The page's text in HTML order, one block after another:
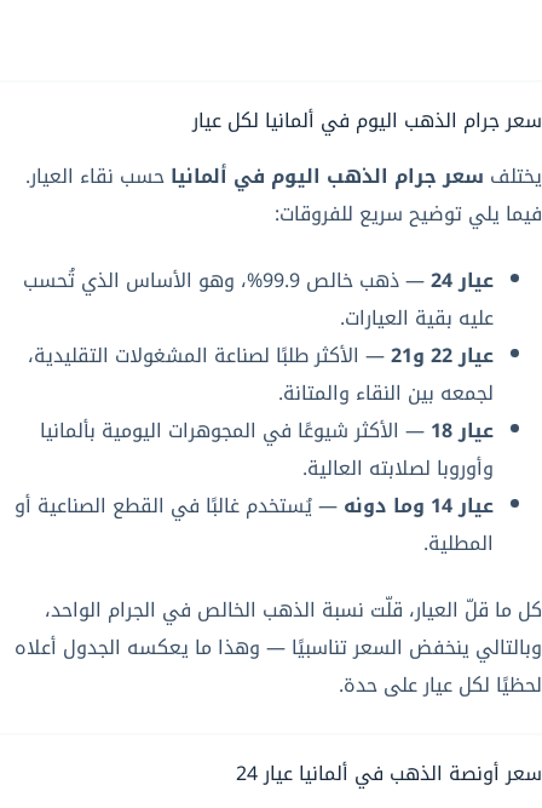
سعر جرام الذهب اليوم في ألمانيا لكل عيار
يختلف سعر جرام الذهب اليوم في ألمانياحسب نقاء العيار.
فيما يلي توضيح سريع للفروقات:
عيار 24
— ذهب خالص 99.9%، وهو الأساس الذي تُحسب
عليه بقية العيارات.
عيار 22 و21
— الأكثر طلبًا لصناعة المشغولات التقليدية،
لجمعه بين النقاء والمتانة.
عيار 18
— الأكثر شيوعًا في المجوهرات اليومية بألمانيا
وأوروبا لصلابته العالية.
عيار 14 وما دونه
— يُستخدم غالبًا في القطع الصناعية أو
المطلية.
كل ما قلّ العيار، قلّت نسبة الذهب الخالص في الجرام الواحد،
وبالتالي ينخفض السعر تناسبيًا — وهذا ما يعكسه الجدول أعلاه
لحظيًا لكل عيار على حدة.
سعر أونصة الذهب في ألمانيا عيار 24